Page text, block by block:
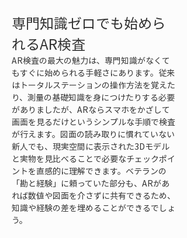
専門知識ゼロでも始めら
れるAR検査
AR検査の最大の魅力は、専門知識がなくて
もすぐに始められる手軽さにあります。従来
はトータルステーションの操作方法を覚えた
り、測量の基礎知識を身につけたりする必要
がありましたが、ARならスマホをかざして
画面を見るだけというシンプルな手順で検査
が行えます。図面の読み取りに慣れていない
新人でも、現実空間に表示された3Dモデル
と実物を見比べることで必要なチェックポイ
ントを直感的に理解できます。ベテランの
「勘と経験」に頼っていた部分も、ARがあ
れば数値や図面を介さずに共有できるため、
知識や経験の差を埋めることができるでしょ
う。